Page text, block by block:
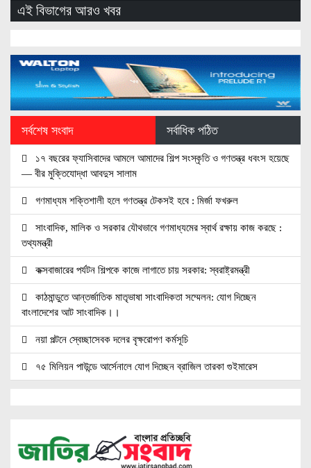
এই বিভাগের আরও খবর
সর্বশেষ সংবাদ সর্বাধিক পঠিত
১৭ বছরের ফ্যাসিবাদের আমলে আমাদের শিল্প সংস্কৃতি ও গণতন্ত্র ধবংস হয়েছে
— বীর মুক্তিযোদ্ধা আবদুস সালাম
গণমাধ্যম শক্তিশালী হলে গণতন্ত্র টেকসই হবে : মির্জা ফখরুল
সাংবাদিক, মালিক ও সরকার যৌথভাবে গণমাধ্যমের স্বার্থ রক্ষায় কাজ করছে :
তথ্যমন্ত্রী
কক্সবাজারের পর্যটন শিল্পকে কাজে লাগাতে চায় সরকার: স্বরাষ্ট্রমন্ত্রী
কাঠমান্ডুতে আন্তর্জাতিক মাতৃভাষা সাংবাদিকতা সম্মেলন: যোগ দিচ্ছেন
বাংলাদেশের আট সাংবাদিক।।
নয়া পল্টনে স্বেচ্ছাসেবক দলের বৃক্ষরোপণ কর্মসূচি
৭৫ মিলিয়ন পাউন্ডে আর্সেনালে যোগ দিচ্ছেন ব্রাজিল তারকা গুইমারেস
জামালপুরে জুলাই অভ্যুত্থান দিবস উদযাপিত